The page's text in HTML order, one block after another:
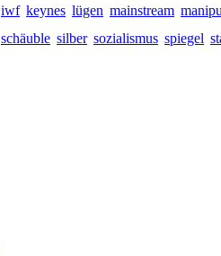
iwf keynes lügen mainstream
schäuble silber sozialismus spiegel